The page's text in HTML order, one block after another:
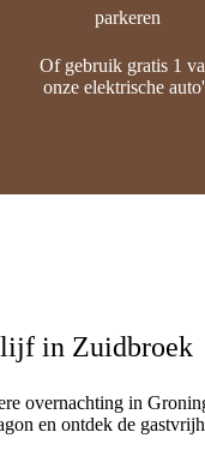
parkeren
Of gebruik gratis 1
onze elektrische
in Zuidbroek
overnachting in
en ontdek de